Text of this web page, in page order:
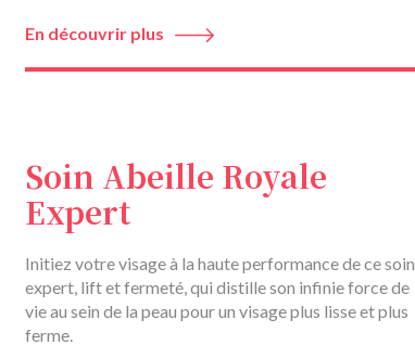
En découvrir plus
Soin Abeille Royale
Expert
Initiez votre visage à la haute performance de ce soin
expert, lift et fermeté, qui distille son infinie force de
vie au sein de la peau pour un visage plus lisse et plus
ferme.